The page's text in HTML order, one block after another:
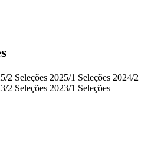
2 Seleções 2025/1 Seleções 2024/2
2 Seleções 2023/1 Seleções